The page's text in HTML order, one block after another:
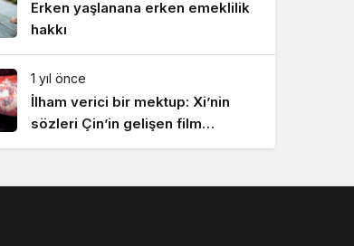
Erken yaşlanana erken emeklilik
hakkı
1 yıl önce
İlham verici bir mektup: Xi’nin
sözleri Çin’in gelişen film
endüstrisinde yankı uyandırdı